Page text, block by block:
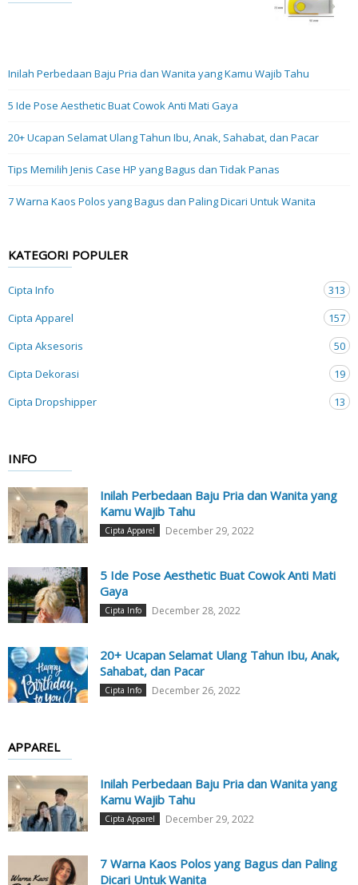
Inilah Perbedaan Baju Pria dan Wanita yang Kamu Wajib Tahu
5 Ide Pose Aesthetic Buat Cowok Anti Mati Gaya
20+ Ucapan Selamat Ulang Tahun Ibu, Anak, Sahabat, dan Pacar
Tips Memilih Jenis Case HP yang Bagus dan Tidak Panas
7 Warna Kaos Polos yang Bagus dan Paling Dicari Untuk Wanita
KATEGORI POPULER
Cipta Info
313
Cipta Apparel
157
Cipta Aksesoris
50
Cipta Dekorasi
19
Cipta Dropshipper
13
INFO
Inilah Perbedaan Baju Pria dan Wanita yang
Kamu Wajib Tahu
Cipta Apparel December 29, 2022
5 Ide Pose Aesthetic Buat Cowok Anti Mati
Gaya
Cipta Info December 28, 2022
20+ Ucapan Selamat Ulang Tahun Ibu, Anak,
Sahabat, dan Pacar
Cipta Info December 26, 2022
APPAREL
Inilah Perbedaan Baju Pria dan Wanita yang
Kamu Wajib Tahu
Cipta Apparel December 29, 2022
7 Warna Kaos Polos yang Bagus dan Paling
Dicari Untuk Wanita